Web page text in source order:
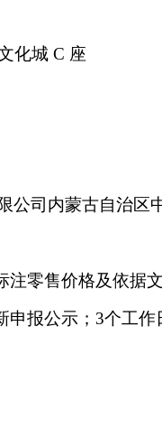
化城 C 座
公司 内蒙古自治区
零售价格及依据
申报公示； 3个工作